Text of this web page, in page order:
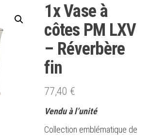
1x Vase à
côtes PM LXV
– Réverbère
fin
77,40 €
Vendu à l’unité
Collection emblématique de